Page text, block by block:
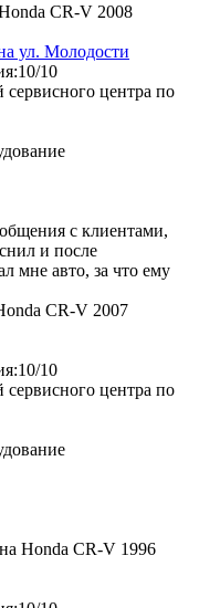
CR-V 2008
ул. Молодости
10
центра по
с клиентами,
и после
мне авто, за что ему
CR-V 2007
10
центра по
Honda CR-V 1996